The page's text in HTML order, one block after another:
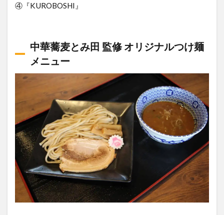
④『KUROBOSHI』
中華蕎麦とみ田 監修 オリジナルつけ麺
メニュー